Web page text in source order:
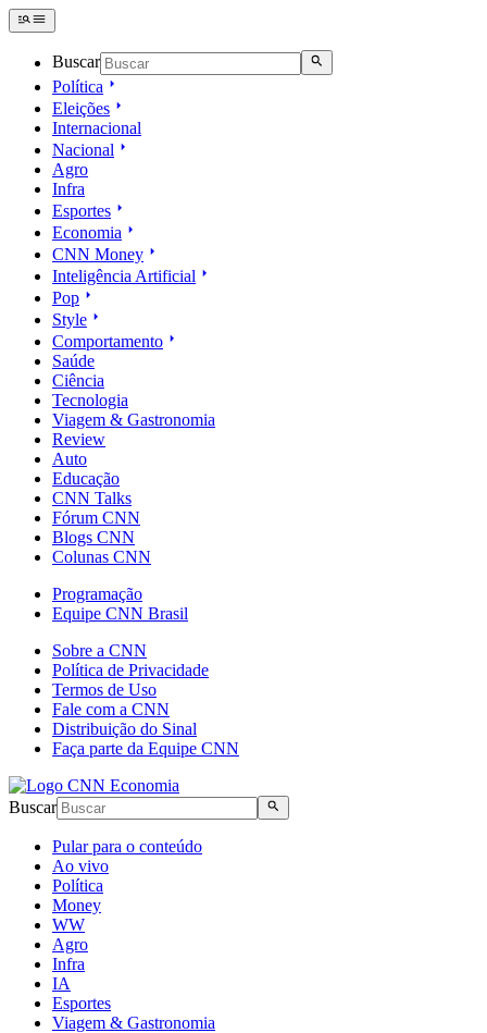
Buscar
Política
Eleições
Internacional
Nacional
Agro
Infra
Esportes
Economia
CNN Money
Inteligência Artificial
Pop
Style
Comportamento
Saúde
Ciência
Tecnologia
Viagem & Gastronomia
Review
Auto
Educação
CNN Talks
Fórum CNN
Blogs CNN
Colunas CNN
Programação
Equipe CNN Brasil
Sobre a CNN
Política de Privacidade
Termos de Uso
Fale com a CNN
Distribuição do Sinal
Faça parte da Equipe CNN
Buscar
Pular para o conteúdo
Ao vivo
Política
Money
WW
Agro
Infra
IA
Esportes
Viagem & Gastronomia